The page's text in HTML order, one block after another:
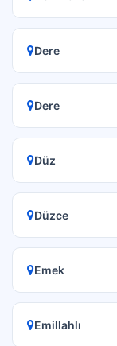
Dere
Dere
Düz
Düzce
Emek
Emillahlı